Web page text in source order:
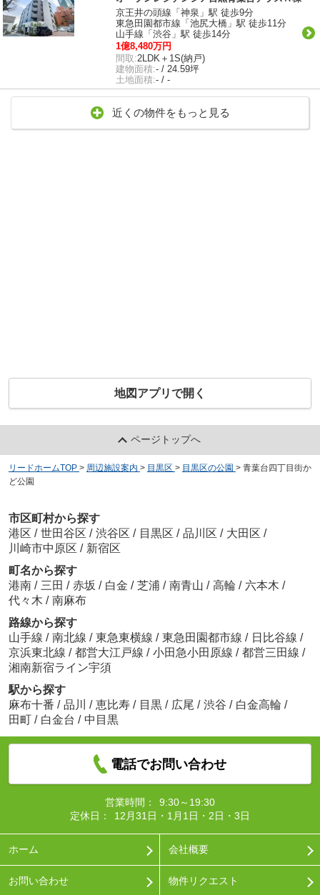
京王井の頭線「神泉」駅 徒歩9分
東急田園都市線「池尻大橋」駅 徒歩11分
山手線「渋谷」駅 徒歩14分
1億8,480万円
間取:2LDK＋1S(納戸)
建物面積:- / 24.59坪
土地面積:- / -
近くの物件をもっと見る
地図アプリで開く
ページトップへ
リードホームTOP > 周辺施設案内 > 目黒区 > 目黒区の公園 > 青葉台四丁目街か
ど公園
市区町村から探す
港区 / 世田谷区 / 渋谷区 / 目黒区 / 品川区 / 大田区 /
川崎市中原区 / 新宿区
町名から探す
港南 / 三田 / 赤坂 / 白金 / 芝浦 / 南青山 / 高輪 / 六本木 /
代々木 / 南麻布
路線から探す
山手線 / 南北線 / 東急東横線 / 東急田園都市線 / 日比谷線 /
京浜東北線 / 都営大江戸線 / 小田急小田原線 / 都営三田線 /
湘南新宿ライン宇須
駅から探す
麻布十番 / 品川 / 恵比寿 / 目黒 / 広尾 / 渋谷 / 白金高輪 /
田町 / 白金台 / 中目黒
電話でお問い合わせ
営業時間：
9:30～19:30
定休日：
12月31日・1月1日・2日・3日
ホーム 会社概要
お問い合わせ 物件リクエスト